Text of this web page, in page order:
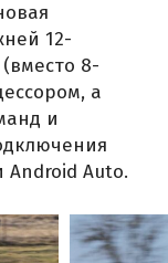
12-
8-
а
и
Android Auto.